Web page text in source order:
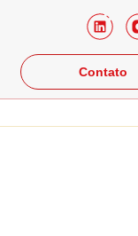
Contato